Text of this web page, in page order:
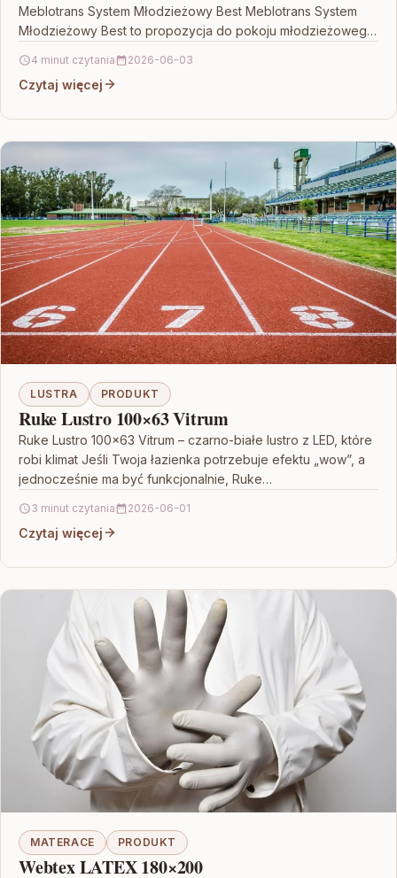
Meblotrans System Młodzieżowy Best Meblotrans System
Młodzieżowy Best to propozycja do pokoju młodzieżowego,
4 minut czytania 2026-06-03
Czytaj więcej
LUSTRA PRODUKT
Ruke Lustro 100×63 Vitrum
Ruke Lustro 100×63 Vitrum – czarno-białe lustro z LED, które
robi klimat Jeśli Twoja łazienka potrzebuje efektu „wow”, a
jednocześnie ma być funkcjonalnie, Ruke…
3 minut czytania 2026-06-01
Czytaj więcej
MATERACE PRODUKT
Webtex LATEX 180×200